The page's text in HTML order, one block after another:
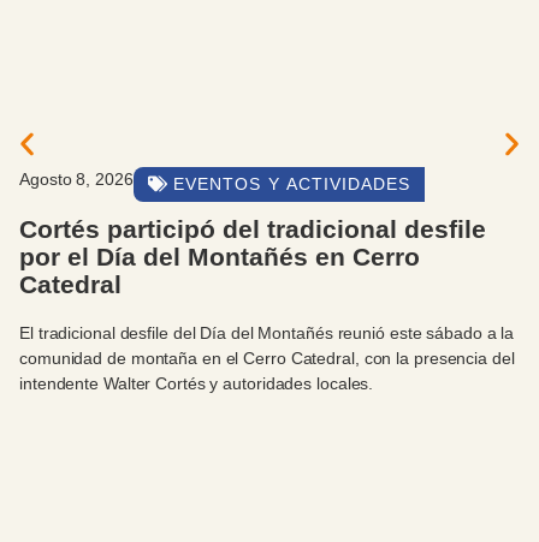
Agosto 8, 2026 EVENTOS Y ACTIVIDADES
Cortés participó del tradicional desfile
por el Día del Montañés en Cerro
Catedral
El tradicional desfile del Día del Montañés reunió este sábado a la
comunidad de montaña en el Cerro Catedral, con la presencia del
intendente Walter Cortés y autoridades locales.